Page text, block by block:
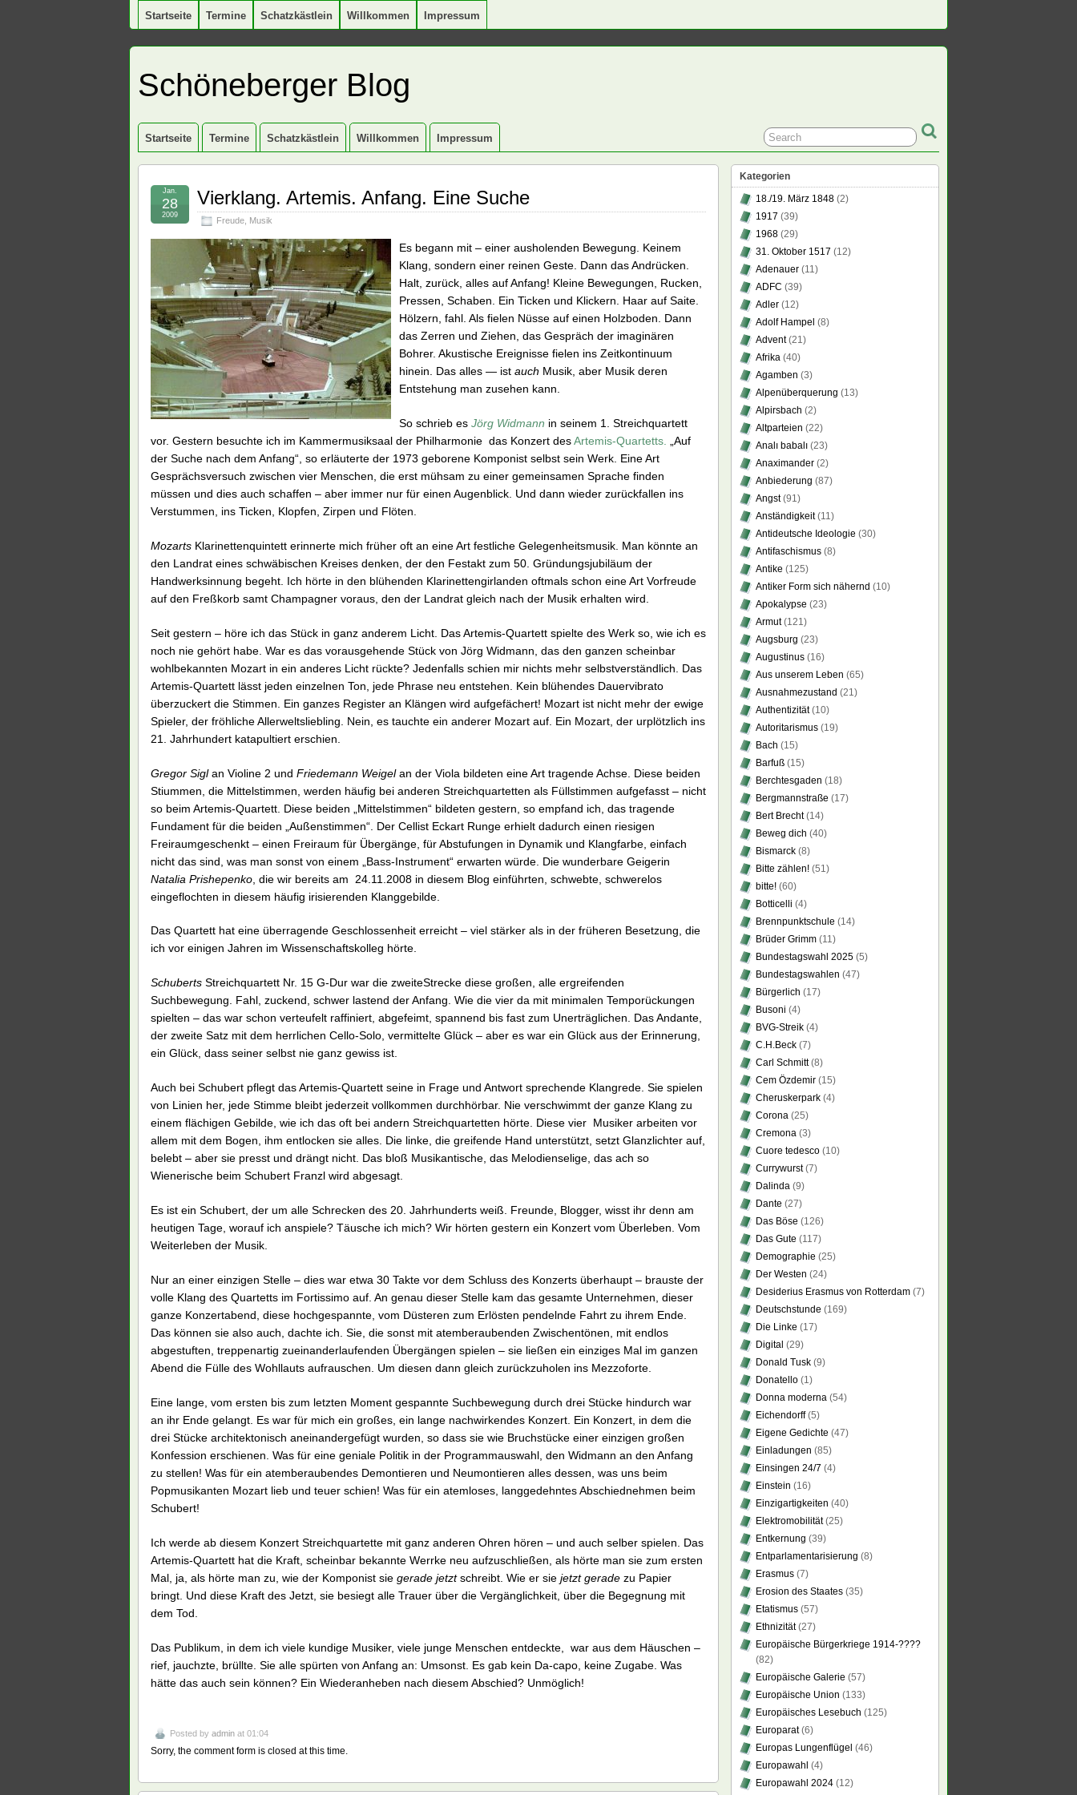
Startseite Termine Schatzkästlein Willkommen Impressum
Schöneberger Blog
Startseite Termine Schatzkästlein Willkommen Impressum
Vierklang. Artemis. Anfang. Eine Suche
Freude Musik
Jan.
28
2009
Es begann mit – einer ausholenden Bewegung. Keinem
Klang, sondern einer reinen Geste. Dann das Andrücken.
Halt, zurück, alles auf Anfang! Kleine Bewegungen, Rucken,
Pressen, Schaben. Ein Ticken und Klickern. Haar auf Saite.
Hölzern, fahl. Als fielen Nüsse auf einen Holzboden. Dann
das Zerren und Ziehen, das Gespräch der imaginären
Bohrer. Akustische Ereignisse fielen ins Zeitkontinuum
hinein. Das alles — ist auch Musik, aber Musik deren
Entstehung man zusehen kann.
So schrieb es Jörg Widmann in seinem 1. Streichquartett
vor. Gestern besuchte ich im Kammermusiksaal der Philharmonie das Konzert desArtemis-Quartetts.
„Auf
der Suche nach dem Anfang“, so erläuterte der 1973 geborene Komponist selbst sein Werk. Eine Art
Gesprächsversuch zwischen vier Menschen, die erst mühsam zu einer gemeinsamen Sprache finden
müssen und dies auch schaffen – aber immer nur für einen Augenblick. Und dann wieder zurückfallen ins
Verstummen, ins Ticken, Klopfen, Zirpen und Flöten.
Mozarts Klarinettenquintett erinnerte mich früher oft an eine Art festliche Gelegenheitsmusik. Man könnte an
den Landrat eines schwäbischen Kreises denken, der den Festakt zum 50. Gründungsjubiläum der
Handwerksinnung begeht. Ich hörte in den blühenden Klarinettengirlanden oftmals schon eine Art Vorfreude
auf den Freßkorb samt Champagner voraus, den der Landrat gleich nach der Musik erhalten wird.
Seit gestern – höre ich das Stück in ganz anderem Licht. Das Artemis-Quartett spielte des Werk so, wie ich es
noch nie gehört habe. War es das vorausgehende Stück von Jörg Widmann, das den ganzen scheinbar
wohlbekannten Mozart in ein anderes Licht rückte? Jedenfalls schien mir nichts mehr selbstverständlich. Das
Artemis-Quartett lässt jeden einzelnen Ton, jede Phrase neu entstehen. Kein blühendes Dauervibrato
überzuckert die Stimmen. Ein ganzes Register an Klängen wird aufgefächert! Mozart ist nicht mehr der ewige
Spieler, der fröhliche Allerweltsliebling. Nein, es tauchte ein anderer Mozart auf. Ein Mozart, der urplötzlich ins
21. Jahrhundert katapultiert erschien.
Gregor Siglan Violine 2 und Friedemann Weigelan der Viola bildeten eine Art tragende Achse. Diese beiden
Stiummen, die Mittelstimmen, werden häufig bei anderen Streichquartetten als Füllstimmen aufgefasst – nicht
so beim Artemis-Quartett. Diese beiden „Mittelstimmen“ bildeten gestern, so empfand ich, das tragende
Fundament für die beiden „Außenstimmen“. Der Cellist Eckart Runge erhielt dadurch einen riesigen
Freiraumgeschenkt – einen Freiraum für Übergänge, für Abstufungen in Dynamik und Klangfarbe, einfach
nicht das sind, was man sonst von einem „Bass-Instrument“ erwarten würde. Die wunderbare Geigerin
Natalia Prishepenko , die wir bereits am 24.11.2008 in diesem Blog einführten, schwebte, schwerelos
eingeflochten in diesem häufig irisierenden Klanggebilde.
Das Quartett hat eine überragende Geschlossenheit erreicht – viel stärker als in der früheren Besetzung, die
ich vor einigen Jahren im Wissenschaftskolleg hörte.
Schuberts Streichquartett Nr. 15 G-Dur war die zweiteStrecke diese großen, alle ergreifenden
Suchbewegung. Fahl, zuckend, schwer lastend der Anfang. Wie die vier da mit minimalen Temporückungen
spielten – das war schon verteufelt raffiniert, abgefeimt, spannend bis fast zum Unerträglichen. Das Andante,
der zweite Satz mit dem herrlichen Cello-Solo, vermittelte Glück – aber es war ein Glück aus der Erinnerung,
ein Glück, dass seiner selbst nie ganz gewiss ist.
Auch bei Schubert pflegt das Artemis-Quartett seine in Frage und Antwort sprechende Klangrede. Sie spielen
von Linien her, jede Stimme bleibt jederzeit vollkommen durchhörbar. Nie verschwimmt der ganze Klang zu
einem flächigen Gebilde, wie ich das oft bei andern Streichquartetten hörte. Diese vier Musiker arbeiten vor
allem mit dem Bogen, ihm entlocken sie alles. Die linke, die greifende Hand unterstützt, setzt Glanzlichter auf,
belebt – aber sie presst und drängt nicht. Das bloß Musikantische, das Melodienselige, das ach so
Wienerische beim Schubert Franzl wird abgesagt.
Es ist ein Schubert, der um alle Schrecken des 20. Jahrhunderts weiß. Freunde, Blogger, wisst ihr denn am
heutigen Tage, worauf ich anspiele? Täusche ich mich? Wir hörten gestern ein Konzert vom Überleben. Vom
Weiterleben der Musik.
Nur an einer einzigen Stelle – dies war etwa 30 Takte vor dem Schluss des Konzerts überhaupt – brauste der
volle Klang des Quartetts im Fortissimo auf. An genau dieser Stelle kam das gesamte Unternehmen, dieser
ganze Konzertabend, diese hochgespannte, vom Düsteren zum Erlösten pendelnde Fahrt zu ihrem Ende.
Das können sie also auch, dachte ich. Sie, die sonst mit atemberaubenden Zwischentönen, mit endlos
abgestuften, treppenartig zueinanderlaufenden Übergängen spielen – sie ließen ein einziges Mal im ganzen
Abend die Fülle des Wohllauts aufrauschen. Um diesen dann gleich zurückzuholen ins Mezzoforte.
Eine lange, vom ersten bis zum letzten Moment gespannte Suchbewegung durch drei Stücke hindurch war
an ihr Ende gelangt. Es war für mich ein großes, ein lange nachwirkendes Konzert. Ein Konzert, in dem die
drei Stücke architektonisch aneinandergefügt wurden, so dass sie wie Bruchstücke einer einzigen großen
Konfession erschienen. Was für eine geniale Politik in der Programmauswahl, den Widmann an den Anfang
zu stellen! Was für ein atemberaubendes Demontieren und Neumontieren alles dessen, was uns beim
Popmusikanten Mozart lieb und teuer schien! Was für ein atemloses, langgedehntes Abschiednehmen beim
Schubert!
Ich werde ab diesem Konzert Streichquartette mit ganz anderen Ohren hören – und auch selber spielen. Das
Artemis-Quartett hat die Kraft, scheinbar bekannte Werrke neu aufzuschließen, als hörte man sie zum ersten
Mal, ja, als hörte man zu, wie der Komponist sie gerade jetztschreibt. Wie er sie jetzt gerade zu Papier
bringt. Und diese Kraft des Jetzt, sie besiegt alle Trauer über die Vergänglichkeit, über die Begegnung mit
dem Tod.
Das Publikum, in dem ich viele kundige Musiker, viele junge Menschen entdeckte, war aus dem Häuschen –
rief, jauchzte, brüllte. Sie alle spürten von Anfang an: Umsonst. Es gab kein Da-capo, keine Zugabe. Was
hätte das auch sein können? Ein Wiederanheben nach diesem Abschied? Unmöglich!
Posted by admin at 01:04
Sorry, the comment form is closed at this time.
Kategorien
18./19. März 1848 (2)
1917 (39)
1968 (29)
31. Oktober 1517 (12)
Adenauer (11)
ADFC (39)
Adler (12)
Adolf Hampel (8)
Advent(21)
Afrika (40)
Agamben (3)
Alpenüberquerung (13)
Alpirsbach (2)
Altparteien (22)
Analı babalı (23)
Anaximander (2)
Anbiederung (87)
Angst(91)
Anständigkeit(11)
Antideutsche Ideologie (30)
Antifaschismus (8)
Antike (125)
Antiker Form sich nähernd (10)
Apokalypse (23)
Armut(121)
Augsburg (23)
Augustinus (16)
Aus unserem Leben (65)
Ausnahmezustand (21)
Authentizität(10)
Autoritarismus (19)
Bach (15)
Barfuß (15)
Berchtesgaden (18)
Bergmannstraße (17)
Bert Brecht(14)
Beweg dich (40)
Bismarck (8)
Bitte zählen! (51)
bitte! (60)
Botticelli (4)
Brennpunktschule (14)
Brüder Grimm (11)
Bundestagswahl 2025 (5)
Bundestagswahlen (47)
Bürgerlich (17)
Busoni (4)
BVG-Streik (4)
C.H.Beck (7)
Carl Schmitt(8)
Cem Özdemir (15)
Cheruskerpark (4)
Corona (25)
Cremona (3)
Cuore tedesco (10)
Currywurst(7)
Dalinda (9)
Dante (27)
Das Böse (126)
Das Gute (117)
Demographie (25)
Der Westen (24)
Desiderius Erasmus von Rotterdam (7)
Deutschstunde (169)
Die Linke (17)
Digital (29)
Donald Tusk (9)
Donatello (1)
Donna moderna (54)
Eichendorff(5)
Eigene Gedichte (47)
Einladungen (85)
Einsingen 24/7 (4)
Einstein (16)
Einzigartigkeiten (40)
Elektromobilität(25)
Entkernung (39)
Entparlamentarisierung (8)
Erasmus (7)
Erosion des Staates (35)
Etatismus (57)
Ethnizität(27)
Europäische Bürgerkriege 1914-????
(82)
Europäische Galerie (57)
Europäische Union (133)
Europäisches Lesebuch (125)
Europarat(6)
Europas Lungenflügel (46)
Europawahl (4)
Europawahl 2024 (12)